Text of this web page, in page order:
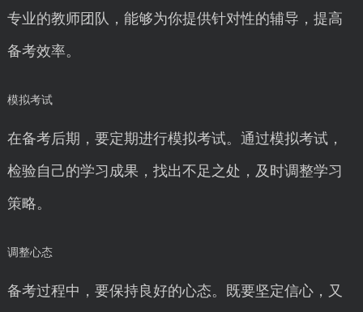
专业的教师团队，能够为你提供针对性的辅导，提高
备考效率。
模拟考试
在备考后期，要定期进行模拟考试。通过模拟考试，
检验自己的学习成果，找出不足之处，及时调整学习
策略。
调整心态
备考过程中，要保持良好的心态。既要坚定信心，又